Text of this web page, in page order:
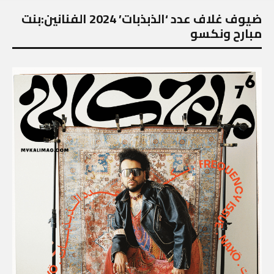
ضيوف غلاف عدد ‘الذبذبات’ 2024 الفنانين:بنت
مبارح ونكسو